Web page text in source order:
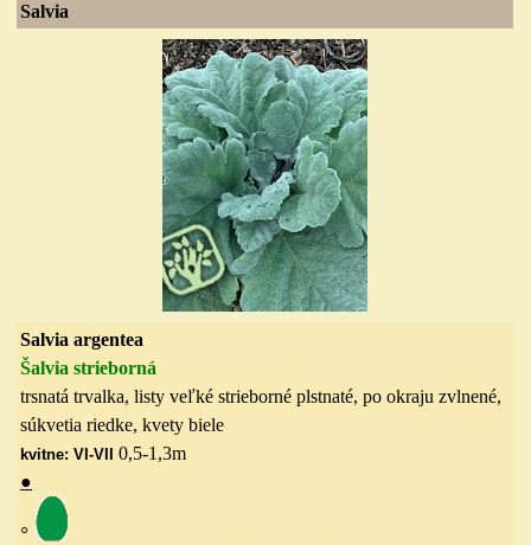
Salvia
Salvia argentea
Šalvia strieborná
trsnatá trvalka, listy veľké strieborné plstnaté, po okraju zvlnené,
súkvetia riedke, kvety biele
kvitne: VI-VII 0,5-1,3m
●
◦